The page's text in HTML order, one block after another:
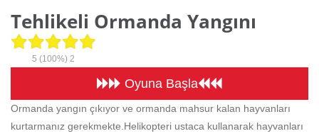
Futbol
Çocuk
Silah
Basketbol
Hızlı Okuma Testi
Hesaplamalar
Tehlikeli Ormanda Yangını
5 (100%) 2
Oyuna Başla
Ormanda yangın çıkıyor ve ormanda mahsur kalan hayvanları
kurtarmanız gerekmekte.Helikopteri ustaca kullanarak hayvanları